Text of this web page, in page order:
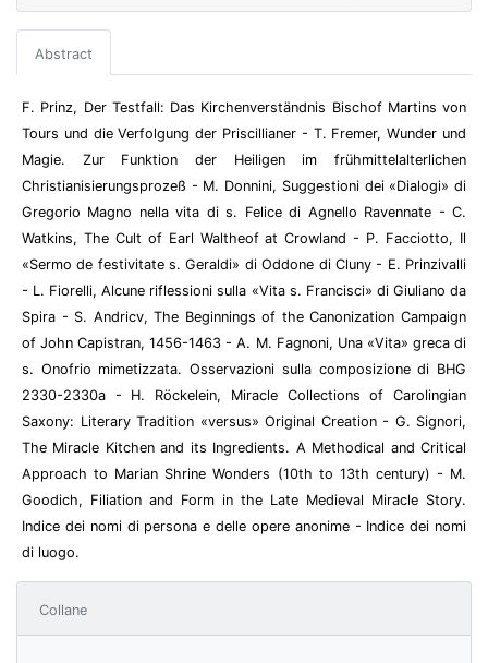
Abstract
F. Prinz, Der Testfall: Das Kirchenverständnis Bischof Martins von
Tours und die Verfolgung der Priscillianer - T. Fremer, Wunder und
Magie. Zur Funktion der Heiligen im frühmittelalterlichen
Christianisierungsprozeß - M. Donnini, Suggestioni dei «Dialogi» di
Gregorio Magno nella vita di s. Felice di Agnello Ravennate - C.
Watkins, The Cult of Earl Waltheof at Crowland - P. Facciotto, Il
«Sermo de festivitate s. Geraldi» di Oddone di Cluny - E. Prinzivalli
- L. Fiorelli, Alcune riflessioni sulla «Vita s. Francisci» di Giuliano da
Spira - S. Andricv, The Beginnings of the Canonization Campaign
of John Capistran, 1456-1463 - A. M. Fagnoni, Una «Vita» greca di
s. Onofrio mimetizzata. Osservazioni sulla composizione di BHG
2330-2330a - H. Röckelein, Miracle Collections of Carolingian
Saxony: Literary Tradition «versus» Original Creation - G. Signori,
The Miracle Kitchen and its Ingredients. A Methodical and Critical
Approach to Marian Shrine Wonders (10th to 13th century) - M.
Goodich, Filiation and Form in the Late Medieval Miracle Story.
Indice dei nomi di persona e delle opere anonime - Indice dei nomi
di luogo.
Collane